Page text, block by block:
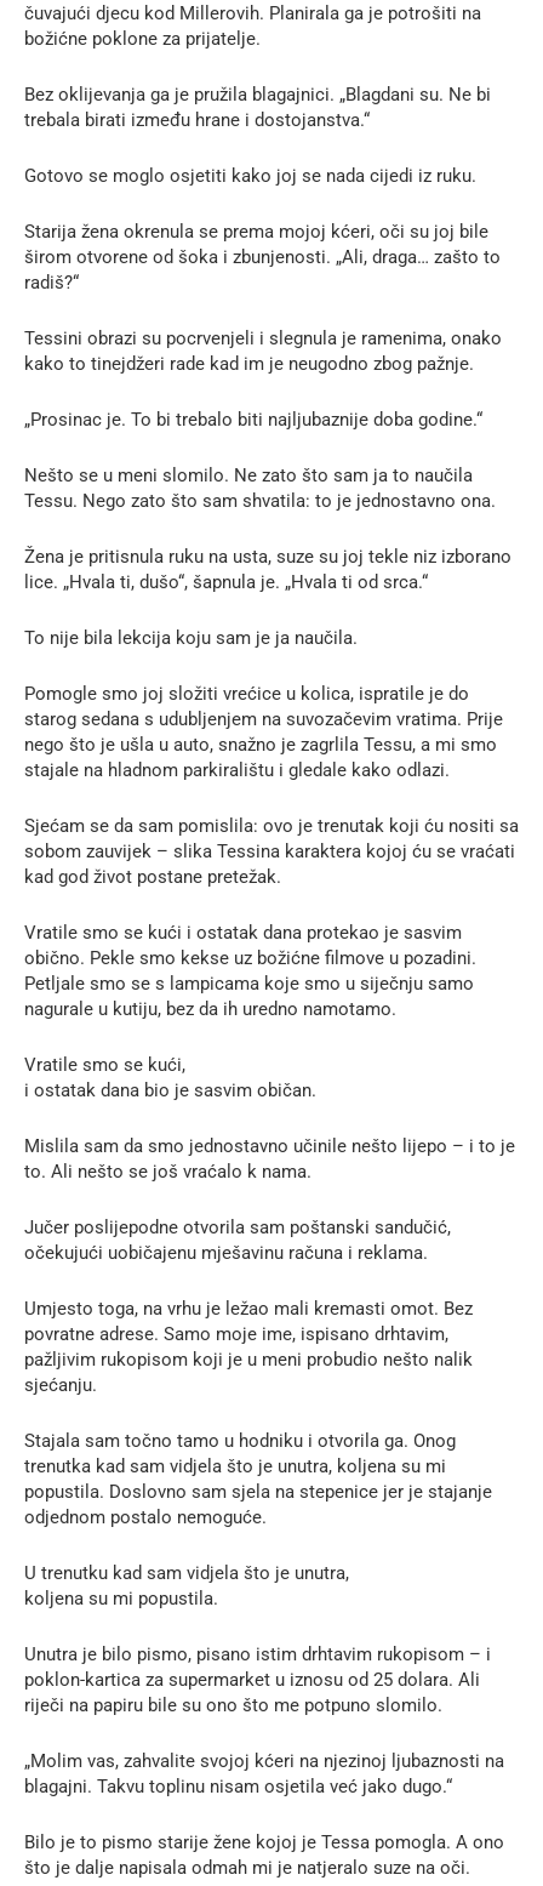
čuvajući djecu kod Millerovih. Planirala ga je potrošiti na
božićne poklone za prijatelje.
Bez oklijevanja ga je pružila blagajnici. „Blagdani su. Ne bi
trebala birati između hrane i dostojanstva.“
Gotovo se moglo osjetiti kako joj se nada cijedi iz ruku.
Starija žena okrenula se prema mojoj kćeri, oči su joj bile
širom otvorene od šoka i zbunjenosti. „Ali, draga… zašto to
radiš?“
Tessini obrazi su pocrvenjeli i slegnula je ramenima, onako
kako to tinejdžeri rade kad im je neugodno zbog pažnje.
„Prosinac je. To bi trebalo biti najljubaznije doba godine.“
Nešto se u meni slomilo. Ne zato što sam ja to naučila
Tessu. Nego zato što sam shvatila: to je jednostavno ona.
Žena je pritisnula ruku na usta, suze su joj tekle niz izborano
lice. „Hvala ti, dušo“, šapnula je. „Hvala ti od srca.“
To nije bila lekcija koju sam je ja naučila.
Pomogle smo joj složiti vrećice u kolica, ispratile je do
starog sedana s udubljenjem na suvozačevim vratima. Prije
nego što je ušla u auto, snažno je zagrlila Tessu, a mi smo
stajale na hladnom parkiralištu i gledale kako odlazi.
Sjećam se da sam pomislila: ovo je trenutak koji ću nositi sa
sobom zauvijek – slika Tessina karaktera kojoj ću se vraćati
kad god život postane pretežak.
Vratile smo se kući i ostatak dana protekao je sasvim
obično. Pekle smo kekse uz božićne filmove u pozadini.
Petljale smo se s lampicama koje smo u siječnju samo
nagurale u kutiju, bez da ih uredno namotamo.
Vratile smo se kući,
i ostatak dana bio je sasvim običan.
Mislila sam da smo jednostavno učinile nešto lijepo – i to je
to. Ali nešto se još vraćalo k nama.
Jučer poslijepodne otvorila sam poštanski sandučić,
očekujući uobičajenu mješavinu računa i reklama.
Umjesto toga, na vrhu je ležao mali kremasti omot. Bez
povratne adrese. Samo moje ime, ispisano drhtavim,
pažljivim rukopisom koji je u meni probudio nešto nalik
sjećanju.
Stajala sam točno tamo u hodniku i otvorila ga. Onog
trenutka kad sam vidjela što je unutra, koljena su mi
popustila. Doslovno sam sjela na stepenice jer je stajanje
odjednom postalo nemoguće.
U trenutku kad sam vidjela što je unutra,
koljena su mi popustila.
Unutra je bilo pismo, pisano istim drhtavim rukopisom – i
poklon-kartica za supermarket u iznosu od 25 dolara. Ali
riječi na papiru bile su ono što me potpuno slomilo.
„Molim vas, zahvalite svojoj kćeri na njezinoj ljubaznosti na
blagajni. Takvu toplinu nisam osjetila već jako dugo.“
Bilo je to pismo starije žene kojoj je Tessa pomogla. A ono
što je dalje napisala odmah mi je natjeralo suze na oči.